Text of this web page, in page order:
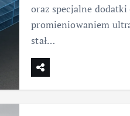
oraz specjalne
promieniowaniem
stał…